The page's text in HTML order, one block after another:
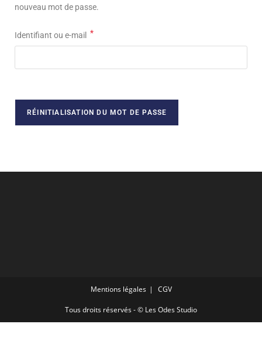
nouveau mot de passe.
Identifiant ou e-mail *
RÉINITIALISATION DU MOT DE PASSE
Mentions légales CGV
Tous droits réservés - © Les Odes Studio